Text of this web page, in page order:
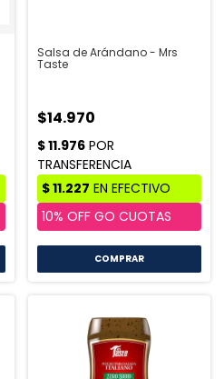
Salsa de Arándano - Mrs
Taste
$14.970